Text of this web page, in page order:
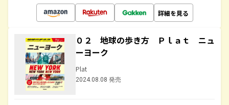
詳細を見る
０２ 地球の歩き方 Ｐｌａｔ ニュ
ーヨーク
Plat
2024.08.08 発売